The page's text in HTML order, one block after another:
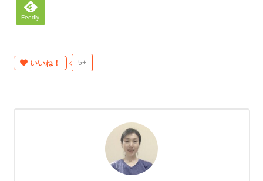
Feedly
いいね！ 5+